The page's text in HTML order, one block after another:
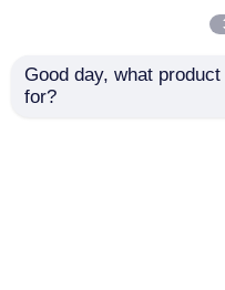
Lyophilized 48tests/Kit
Good day, what
for?